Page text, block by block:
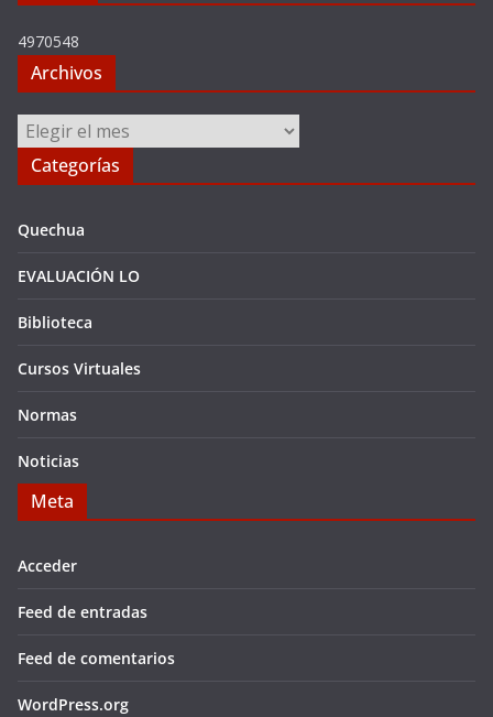
4970548
Archivos
Archivos
Categorías
Quechua
EVALUACIÓN LO
Biblioteca
Cursos Virtuales
Normas
Noticias
Meta
Acceder
Feed de entradas
Feed de comentarios
WordPress.org